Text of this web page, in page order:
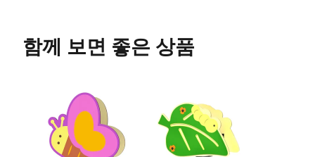
함께 보면 좋은 상품